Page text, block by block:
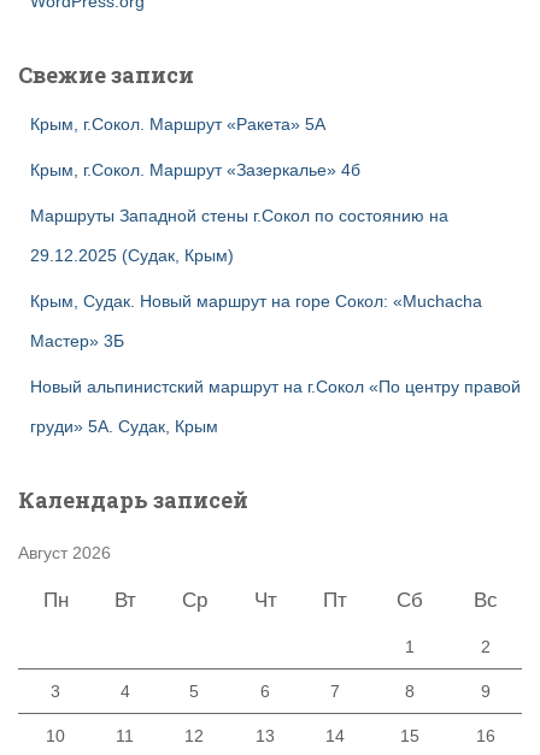
Свежие записи
Крым, г.Сокол. Маршрут «Ракета» 5А
Крым, г.Сокол. Маршрут «Зазеркалье» 4б
Маршруты Западной стены г.Сокол по состоянию на
29.12.2025 (Судак, Крым)
Крым, Судак. Новый маршрут на горе Сокол: «Muchacha
Мастер» 3Б
Новый альпинистский маршрут на г.Сокол «По центру правой
груди» 5А. Судак, Крым
Календарь записей
Август 2026
Пн Вт Ср Чт Пт Сб Вс
1 2
3 4 5 6 7 8 9
10 11 12 13 14 15 16